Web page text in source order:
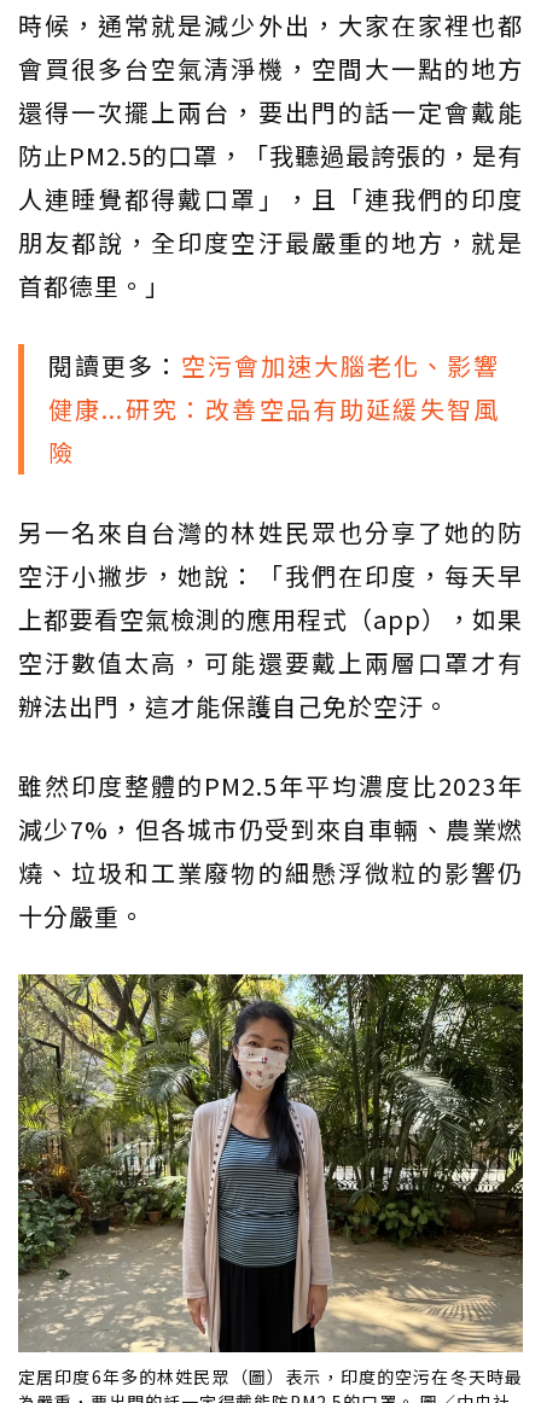
時候，通常就是減少外出，大家在家裡也都
會買很多台空氣清淨機，空間大一點的地方
還得一次擺上兩台，要出門的話一定會戴能
防止PM2.5的口罩，「我聽過最誇張的，是有
人連睡覺都得戴口罩」，且「連我們的印度
朋友都說，全印度空汙最嚴重的地方，就是
首都德里。」
閱讀更多： 空污會加速大腦老化、影響
健康...研究：改善空品有助延緩失智風
險
另一名來自台灣的林姓民眾也分享了她的防
空汙小撇步，她說：「我們在印度，每天早
上都要看空氣檢測的應用程式（app），如果
空汙數值太高，可能還要戴上兩層口罩才有
辦法出門，這才能保護自己免於空汙。
雖然印度整體的PM2.5年平均濃度比2023年
減少7%，但各城市仍受到來自車輛、農業燃
燒、垃圾和工業廢物的細懸浮微粒的影響仍
十分嚴重。
定居印度6年多的林姓民眾（圖）表示，印度的空污在冬天時最